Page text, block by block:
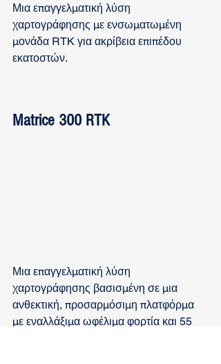
Μια επαγγελματική λύση
χαρτογράφησης με ενσωματωμένη
μονάδα RTK για ακρίβεια επιπέδου
εκατοστών.
Matrice 300 RTK
Μια επαγγελματική λύση
χαρτογράφησης βασισμένη σε μια
ανθεκτική, προσαρμόσιμη πλατφόρμα
με εναλλάξιμα ωφέλιμα φορτία και 55